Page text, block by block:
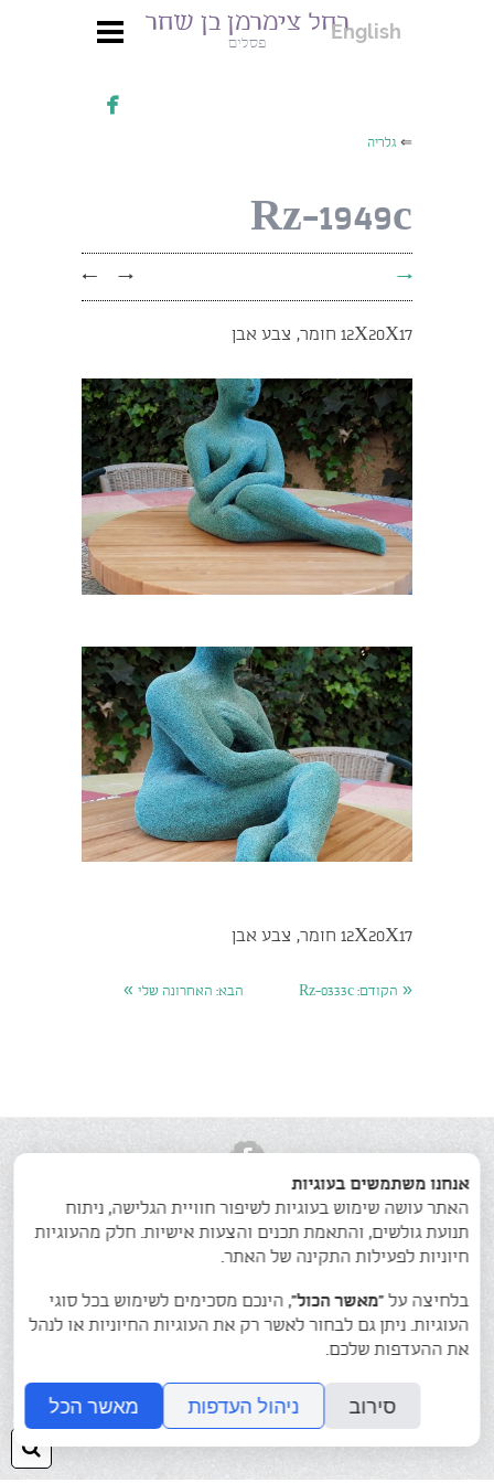
רחל צימרמן בן שחר
פסלים
English

⇐ גלריה
Rz-1949c
→
→
←
12X20X17 חומר, צבע אבן
12X20X17 חומר, צבע אבן
« הקודם: הבא: האחרונה שלי »
צרו קשר
גלריית הפסלים של רחל צימרמן בן-שחר
© כל הזכויות שמורות. 054-7654747
אנחנו משתמשים בעוגיות
האתר עושה שימוש בעוגיות לשיפור חוויית הגלישה, ניתוח
תנועת גולשים, והתאמת תכנים והצעות אישיות. חלק מהעוגיות
חיוניות לפעילות התקינה של האתר.
בלחיצה על “מאשר הכול”, הינכם מסכימים לשימוש בכל סוגי
העוגיות. ניתן גם לבחור לאשר רק את העוגיות החיוניות או לנהל
את ההעדפות שלכם.
סירוב ניהול העדפות מאשר הכל